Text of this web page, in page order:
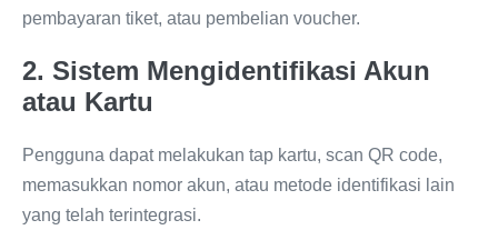
pembayaran tiket, atau pembelian voucher.
2. Sistem Mengidentifikasi Akun
atau Kartu
Pengguna dapat melakukan tap kartu, scan QR code,
memasukkan nomor akun, atau metode identifikasi lain
yang telah terintegrasi.